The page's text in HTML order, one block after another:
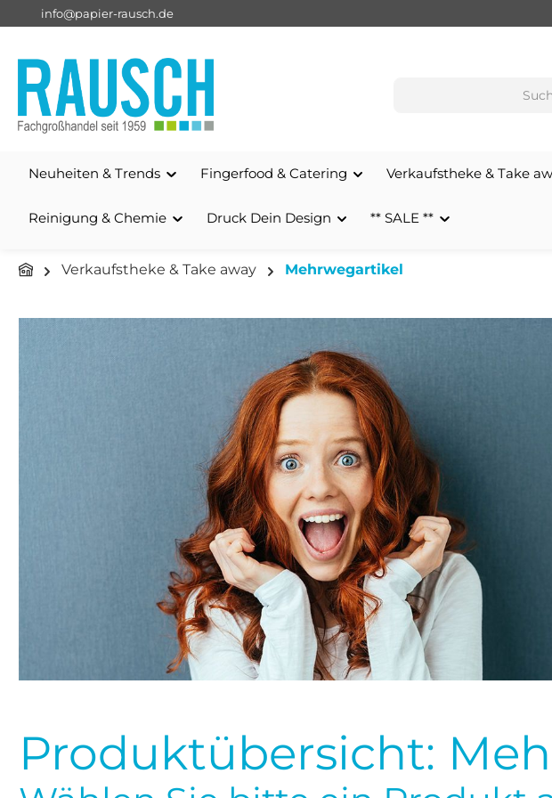
Zur Hauptnavigation springen
info@papier-rausch.de
Neuheiten & Trends Fingerfood & Catering Verkaufstheke & Take
Reinigung & Chemie Druck Dein Design ** SALE **
Verkaufstheke & Take away Mehrwegartikel
Bildergalerie überspringen
Produktübersicht: